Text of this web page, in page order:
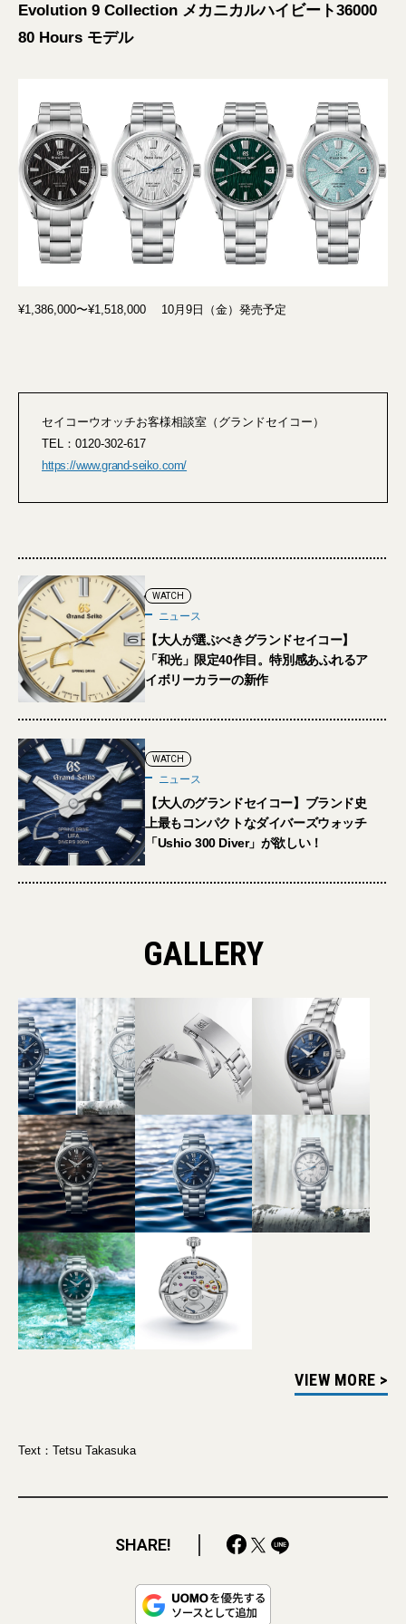
Evolution 9 Collection メカニカルハイビート36000
80 Hours モデル
¥1,386,000〜¥1,518,000 10月9日（金）発売予定
セイコーウオッチお客様相談室（グランドセイコー）
TEL：0120-302-617
https://www.grand-seiko.com/
WATCH
ニュース
【大人が選ぶべきグランドセイコー】
「和光」限定40作目。特別感あふれるア
イボリーカラーの新作
WATCH
ニュース
【大人のグランドセイコー】ブランド史
上最もコンパクトなダイバーズウォッチ
「Ushio 300 Diver」が欲しい！
GALLERY
VIEW MORE >
Text：Tetsu Takasuka
SHARE!